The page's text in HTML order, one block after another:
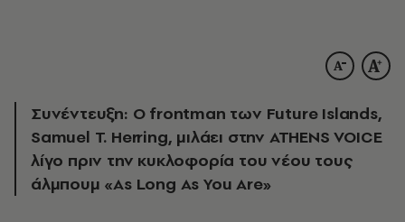
Συνέντευξη: Ο frontman των Future Islands,
Samuel T. Herring, μιλάει στην ATHENS VOICE
λίγο πριν την κυκλοφορία του νέου τους
άλμπουμ «As Long As You Are»